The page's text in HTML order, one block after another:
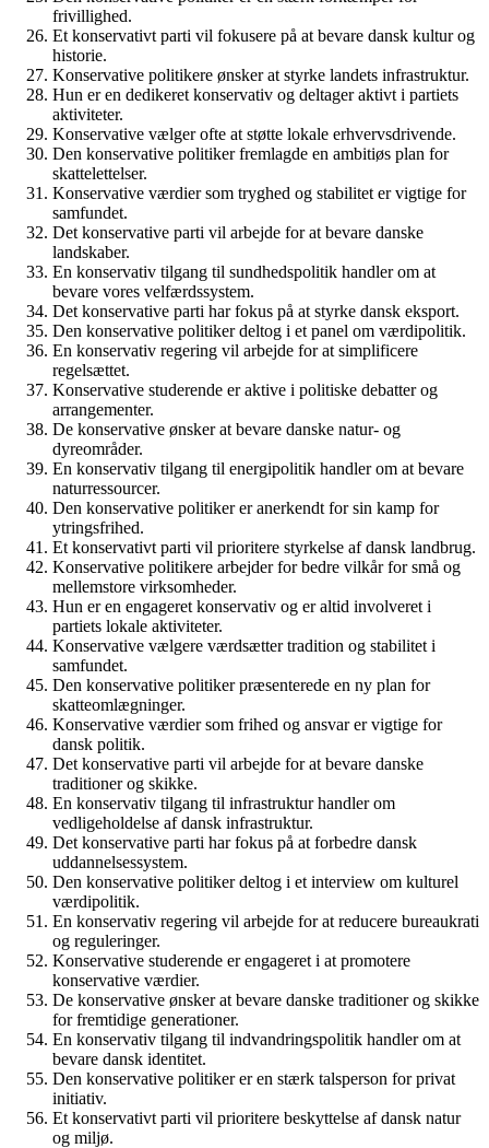
frivillighed.
Et konservativt parti vil fokusere på at bevare dansk kultur og
historie.
Konservative politikere ønsker at styrke landets infrastruktur.
Hun er en dedikeret konservativ og deltager aktivt i partiets
aktiviteter.
Konservative vælger ofte at støtte lokale erhvervsdrivende.
Den konservative politiker fremlagde en ambitiøs plan for
skattelettelser.
Konservative værdier som tryghed og stabilitet er vigtige for
samfundet.
Det konservative parti vil arbejde for at bevare danske
landskaber.
En konservativ tilgang til sundhedspolitik handler om at
bevare vores velfærdssystem.
Det konservative parti har fokus på at styrke dansk eksport.
Den konservative politiker deltog i et panel om værdipolitik.
En konservativ regering vil arbejde for at simplificere
regelsættet.
Konservative studerende er aktive i politiske debatter og
arrangementer.
De konservative ønsker at bevare danske natur- og
dyreområder.
En konservativ tilgang til energipolitik handler om at bevare
naturressourcer.
Den konservative politiker er anerkendt for sin kamp for
ytringsfrihed.
Et konservativt parti vil prioritere styrkelse af dansk landbrug.
Konservative politikere arbejder for bedre vilkår for små og
mellemstore virksomheder.
Hun er en engageret konservativ og er altid involveret i
partiets lokale aktiviteter.
Konservative vælgere værdsætter tradition og stabilitet i
samfundet.
Den konservative politiker præsenterede en ny plan for
skatteomlægninger.
Konservative værdier som frihed og ansvar er vigtige for
dansk politik.
Det konservative parti vil arbejde for at bevare danske
traditioner og skikke.
En konservativ tilgang til infrastruktur handler om
vedligeholdelse af dansk infrastruktur.
Det konservative parti har fokus på at forbedre dansk
uddannelsessystem.
Den konservative politiker deltog i et interview om kulturel
værdipolitik.
En konservativ regering vil arbejde for at reducere bureaukrati
og reguleringer.
Konservative studerende er engageret i at promotere
konservative værdier.
De konservative ønsker at bevare danske traditioner og skikke
for fremtidige generationer.
En konservativ tilgang til indvandringspolitik handler om at
bevare dansk identitet.
Den konservative politiker er en stærk talsperson for privat
initiativ.
Et konservativt parti vil prioritere beskyttelse af dansk natur
og miljø.